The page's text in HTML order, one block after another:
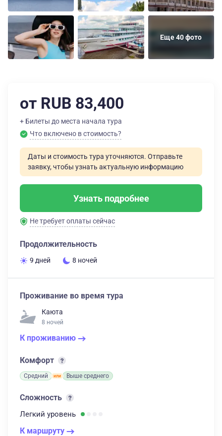
Еще 40 фото
от RUB 83,400
+ Билеты до места начала тура
Что включено в стоимость?
Даты и стоимость тура уточняются. Отправьте
заявку, чтобы узнать актуальную информацию
Узнать подробнее
Не требует оплаты сейчас
Продолжительность
9 дней 8 ночей
Проживание во время тура
Каюта
8 ночей
К проживанию
Комфорт
Средний Выше среднего
Сложность
Легкий уровень
К маршруту